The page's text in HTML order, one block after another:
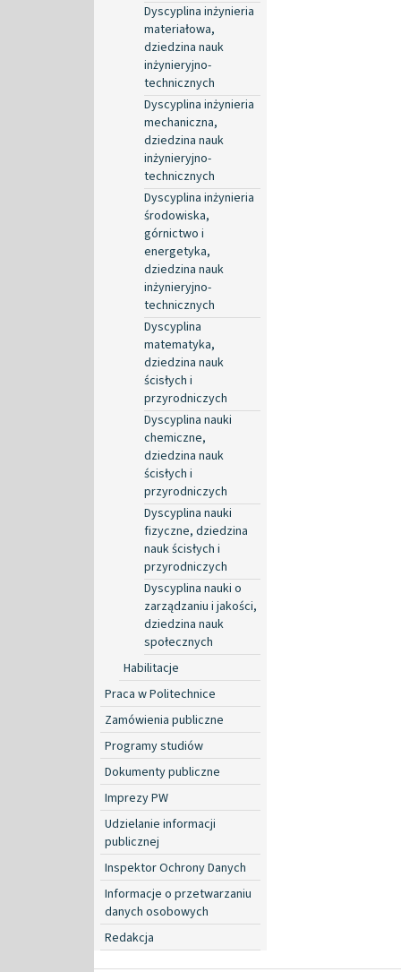
Dyscyplina inżynieria
materiałowa,
dziedzina nauk
inżynieryjno-
technicznych
Dyscyplina inżynieria
mechaniczna,
dziedzina nauk
inżynieryjno-
technicznych
Dyscyplina inżynieria
środowiska,
górnictwo i
energetyka,
dziedzina nauk
inżynieryjno-
technicznych
Dyscyplina
matematyka,
dziedzina nauk
ścisłych i
przyrodniczych
Dyscyplina nauki
chemiczne,
dziedzina nauk
ścisłych i
przyrodniczych
Dyscyplina nauki
fizyczne, dziedzina
nauk ścisłych i
przyrodniczych
Dyscyplina nauki o
zarządzaniu i jakości,
dziedzina nauk
społecznych
Habilitacje
Praca w Politechnice
Zamówienia publiczne
Programy studiów
Dokumenty publiczne
Imprezy PW
Udzielanie informacji
publicznej
Inspektor Ochrony Danych
Informacje o przetwarzaniu
danych osobowych
Redakcja